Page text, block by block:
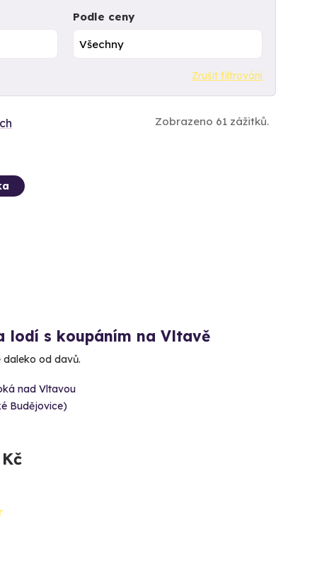
Podle ceny
Zrušit filtrování
Zobrazeno 61 zážitků.
lodí s koupáním na Vltavě
od davů.
nad Vltavou
Budějovice)